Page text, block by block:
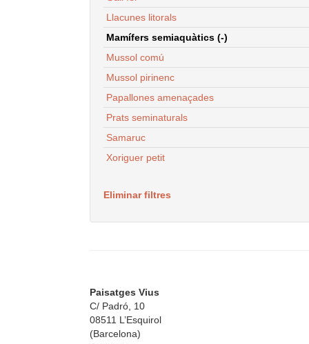
Llacunes litorals
Mamífers semiaquàtics (-)
Mussol comú
Mussol pirinenc
Papallones amenaçades
Prats seminaturals
Samaruc
Xoriguer petit
Eliminar filtres
Paisatges Vius
C/ Padró, 10
08511 L’Esquirol
(Barcelona)